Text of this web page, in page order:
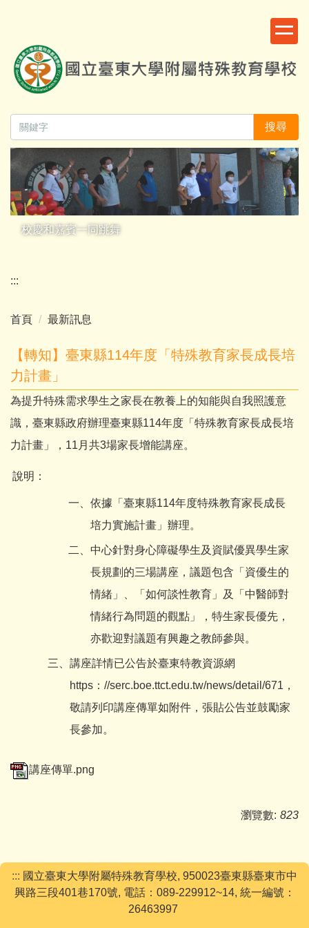
要
內
搜尋
校慶和嘉賓一同跳舞
:::
首頁 最新訊息
【轉知】臺東縣114年度「特殊教育家長成長培
力計畫」
為提升特殊需求學生之家長在教養上的知能與自我照護意
識，臺東縣政府辦理臺東縣114年度「特殊教育家長成長培
力計畫」，11月共3場家長增能講座。
說明：
一、 依據「臺東縣114年度特殊教育家長成長
培力實施計畫」辦理。
二、 中心針對身心障礙學生及資賦優異學生家
長規劃的三場講座，議題包含「資優生的
情緒」、「如何談性教育」及「中醫師對
情緒行為問題的觀點」，特生家長優先，
亦歡迎對議題有興趣之教師參與。
三、 講座詳情已公告於臺東特教資源網
https：//serc.boe.ttct.edu.tw/news/detail/671，
敬請列印講座傳單如附件，張貼公告並鼓勵家
長參加。
講座傳單.png
瀏覽數: 823
::: 國立臺東大學附屬特殊教育學校, 950023臺東縣臺東市中
興路三段401巷170號, 電話：089-229912~14, 統一編號：
26463997